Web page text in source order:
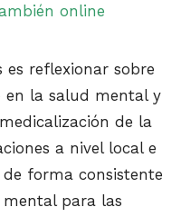
online
es reflexionar sobre
en la salud mental y
de la
a nivel local e
forma consistente
mental para las